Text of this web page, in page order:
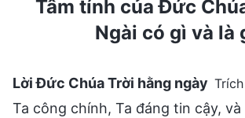
Tâm tính của Đức
Ngài có gì và là
Lời Đức Chúa Trời hằng ngày
Ta công chính, Ta đáng tin cậy, và